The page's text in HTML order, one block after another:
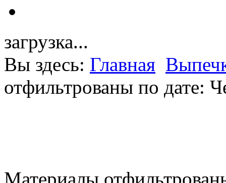
загрузка...
Вы здесь: Главная
отфильтрованы по дате: